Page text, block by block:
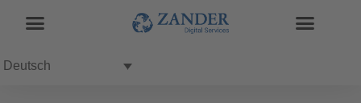
Deutsch